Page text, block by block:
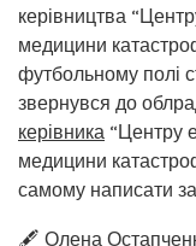
керівництва
медицини
футбольному полі
звернувся до
керівника “Центру
медицини
самому написати
🖋️ Олена